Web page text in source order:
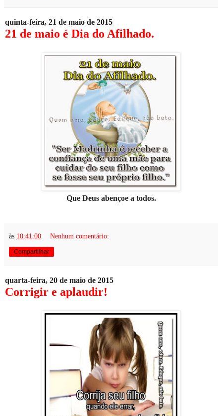
quinta-feira, 21 de maio de 2015
21 de maio é Dia do Afilhado.
Que Deus abençoe a todos.
às 10:41:00 Nenhum comentário:
Compartilhar
quarta-feira, 20 de maio de 2015
Corrigir e aplaudir!